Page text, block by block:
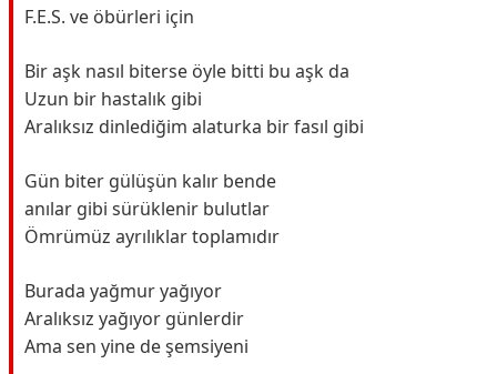
F.E.S. ve öbürleri için
Bir aşk nasıl biterse öyle bitti bu aşk da
Uzun bir hastalık gibi
Aralıksız dinlediğim alaturka bir fasıl gibi
Gün biter gülüşün kalır bende
anılar gibi sürüklenir bulutlar
Ömrümüz ayrılıklar toplamıdır
Burada yağmur yağıyor
Aralıksız yağıyor günlerdir
Ama sen yine de şemsiyeni